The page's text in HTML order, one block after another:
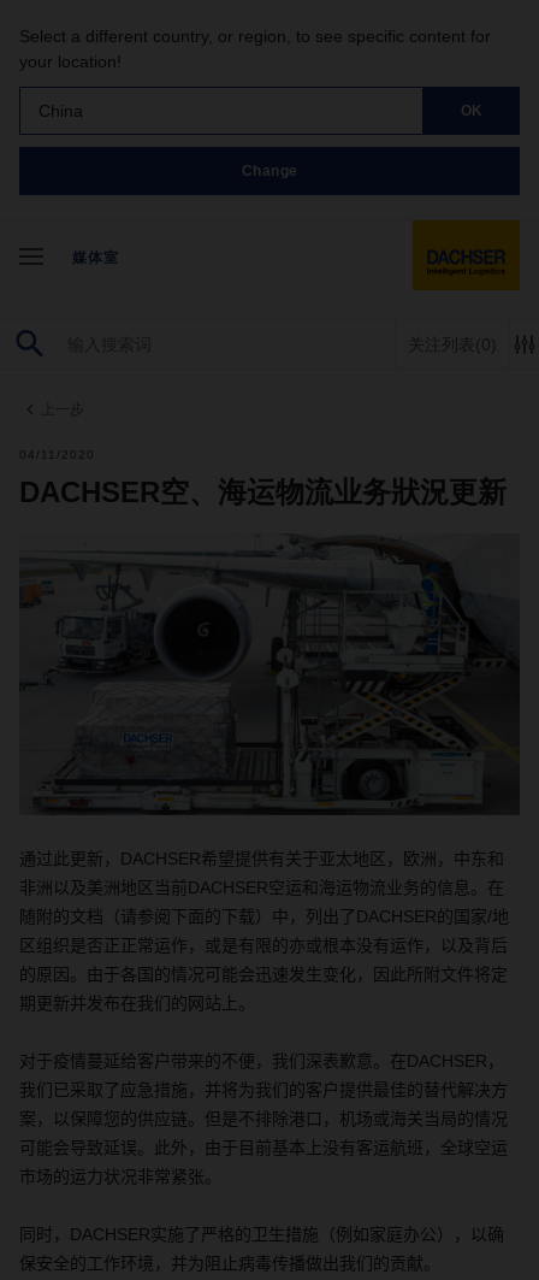
Select a different country, or region, to see specific content for
your location!
China OK
Change
媒体室
关注列表 (0)
04/11/2020
DACHSER空、海运物流业务狀況更新
通过此更新， DACHSER希望提供有关于亚太地区，欧洲，中东和
非洲以及美洲地区当前DACHSER空运和海运物流业务的信息。在
随附的文档（请参阅下面的下载）中，列出了DACHSER的国家/地
区组织是否正正常运作，或是有限的亦或根本没有运作，以及背后
的原因。由于各国的情况可能会迅速发生变化，因此所附文件将定
期更新并发布在我们的网站上。
对于疫情蔓延给客户带来的不便，我们深表歉意。在DACHSER ，
我们已采取了应急措施，并将为我们的客户提供最佳的替代解决方
案，以保障您的供应链。但是不排除港口，机场或海关当局的情况
可能会导致延误。此外，由于目前基本上没有客运航班，全球空运
市场的运力状况非常紧张。
同时， DACHSER实施了严格的卫生措施（例如家庭办公），以确
保安全的工作环境，并为阻止病毒传播做出我们的贡献。